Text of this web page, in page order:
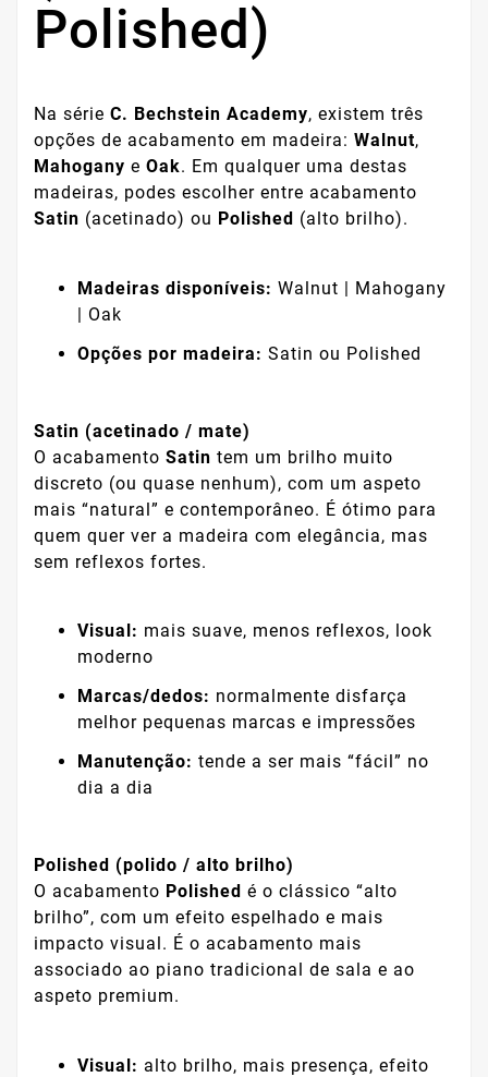
Polished)
Na série C. Bechstein Academy, existem três
opções de acabamento em madeira: Walnut,
Mahogany e Oak. Em qualquer uma destas
madeiras, podes escolher entre acabamento
Satin (acetinado) ou Polished (alto brilho).
Madeiras disponíveis: Walnut | Mahogany
| Oak
Opções por madeira: Satin ou Polished
Satin (acetinado / mate)
O acabamento Satin tem um brilho muito
discreto (ou quase nenhum), com um aspeto
mais “natural” e contemporâneo. É ótimo para
quem quer ver a madeira com elegância, mas
sem reflexos fortes.
Visual: mais suave, menos reflexos, look
moderno
Marcas/dedos: normalmente disfarça
melhor pequenas marcas e impressões
Manutenção: tende a ser mais “fácil” no
dia a dia
Polished (polido / alto brilho)
O acabamento Polished é o clássico “alto
brilho”, com um efeito espelhado e mais
impacto visual. É o acabamento mais
associado ao piano tradicional de sala e ao
aspeto premium.
Visual: alto brilho, mais presença, efeito